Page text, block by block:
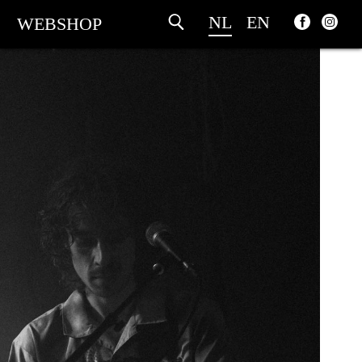
NL EN
WEBSHOP